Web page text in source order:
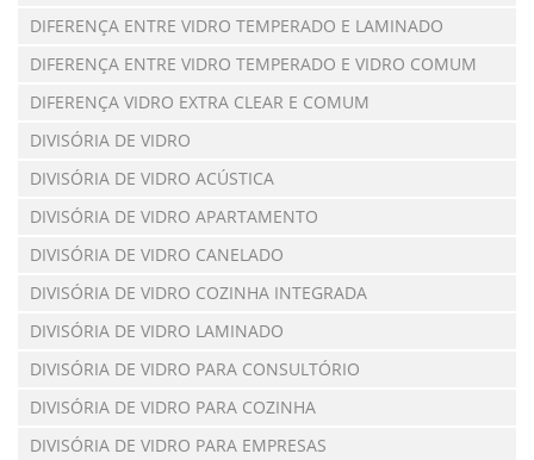
DIFERENÇA ENTRE VIDRO TEMPERADO E LAMINADO
DIFERENÇA ENTRE VIDRO TEMPERADO E VIDRO COMUM
DIFERENÇA VIDRO EXTRA CLEAR E COMUM
DIVISÓRIA DE VIDRO
DIVISÓRIA DE VIDRO ACÚSTICA
DIVISÓRIA DE VIDRO APARTAMENTO
DIVISÓRIA DE VIDRO CANELADO
DIVISÓRIA DE VIDRO COZINHA INTEGRADA
DIVISÓRIA DE VIDRO LAMINADO
DIVISÓRIA DE VIDRO PARA CONSULTÓRIO
DIVISÓRIA DE VIDRO PARA COZINHA
DIVISÓRIA DE VIDRO PARA EMPRESAS